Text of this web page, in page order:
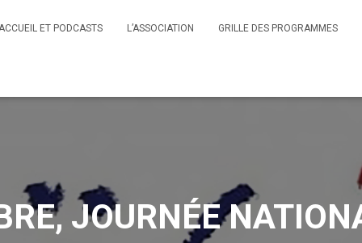
ET PODCASTS L’ASSOCIATION GRILLE DES PROGRAMMES
JOURNÉE